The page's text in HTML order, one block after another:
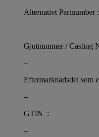
Alternativt Partnumber :
–
Gjutnummer / Casting
–
Eftermarknadsdel som
–
GTIN :
–